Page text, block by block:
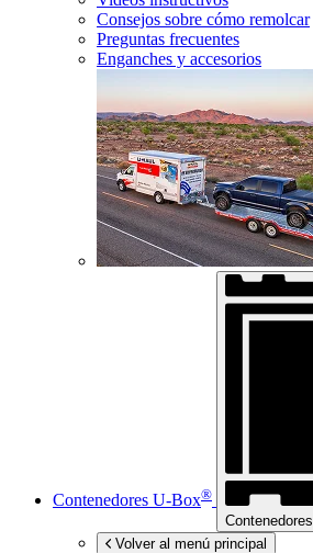
Consejos sobre cómo remolcar
Preguntas frecuentes
Enganches y accesorios
Contenedores U-Box®
Contenedores
Volver al menú principal